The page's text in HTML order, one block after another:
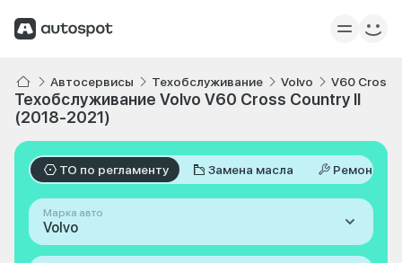
Автосервисы Техобслуживание Volvo V60 Cross
Техобслуживание Volvo V60 Cross Country II
(2018-2021)
ТО по регламенту Замена масла Ремонт
Марка авто
Volvo